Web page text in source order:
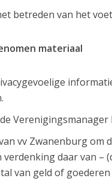
betreden van het
materiaal
vv Zwanenburg om
verdenking daar van –
van geld of